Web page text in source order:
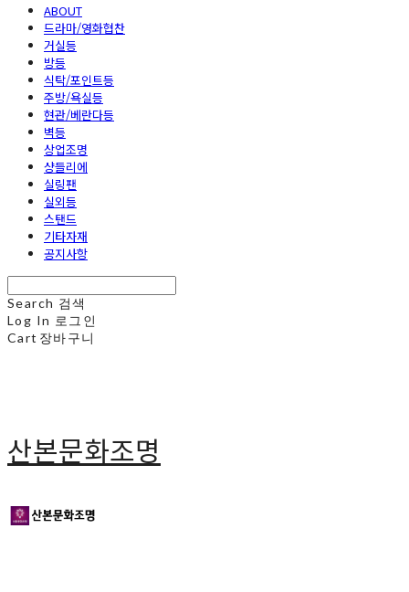
ABOUT
드라마/영화협찬
거실등
방등
식탁/포인트등
주방/욕실등
현관/베란다등
벽등
상업조명
샹들리에
실링팬
실외등
스탠드
기타자재
공지사항
Search 검색
Log In 로그인
Cart 장바구니
산본문화조명